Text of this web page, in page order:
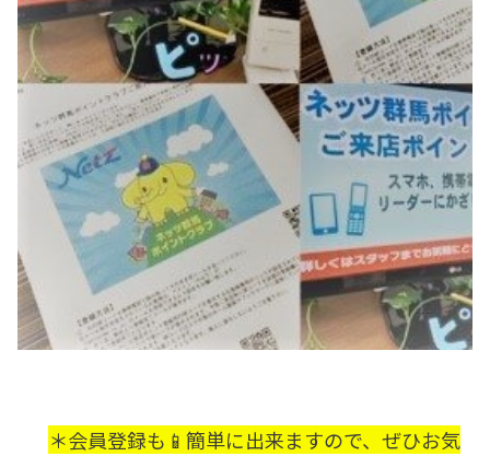
＊会員登録も📱簡単に出来ますので、ぜひお気